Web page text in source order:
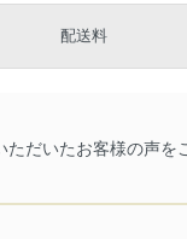
配送料
だいたお客様の声を